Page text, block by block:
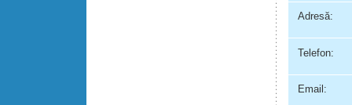
Adresă:
Telefon:
Email: